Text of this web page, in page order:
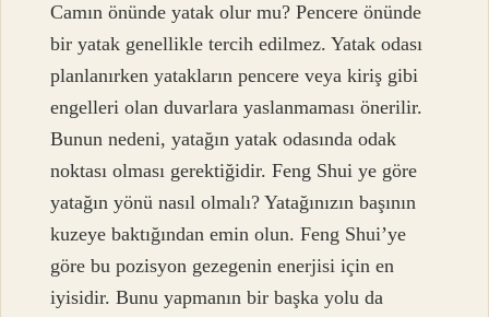
Camın önünde yatak olur mu? Pencere önünde
bir yatak genellikle tercih edilmez. Yatak odası
planlanırken yatakların pencere veya kiriş gibi
engelleri olan duvarlara yaslanmaması önerilir.
Bunun nedeni, yatağın yatak odasında odak
noktası olması gerektiğidir. Feng Shui ye göre
yatağın yönü nasıl olmalı? Yatağınızın başının
kuzeye baktığından emin olun. Feng Shui’ye
göre bu pozisyon gezegenin enerjisi için en
iyisidir. Bunu yapmanın bir başka yolu da